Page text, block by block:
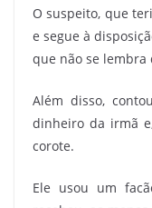
O suspeito, que
e segue à
que não se lembra
Além disso,
dinheiro da irmã
corote.
Ele usou um